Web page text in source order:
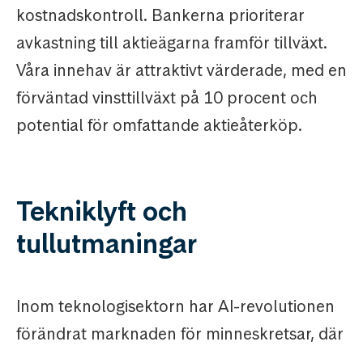
kostnadskontroll. Bankerna prioriterar
avkastning till aktieägarna framför tillväxt.
Våra innehav är attraktivt värderade, med en
förväntad vinsttillväxt på 10 procent och
potential för omfattande aktieåterköp.
Tekniklyft och
tullutmaningar
Inom teknologisektorn har AI-revolutionen
förändrat marknaden för minneskretsar, där